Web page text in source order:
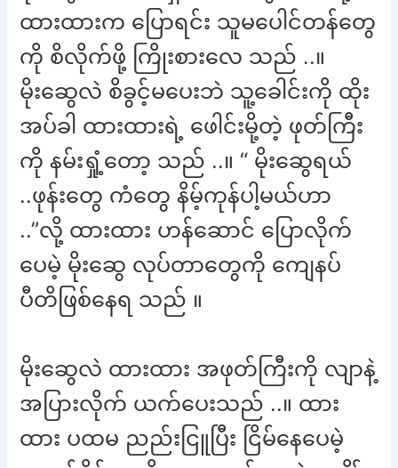
ထားထားက ပြောရင်း သူမပေါင်တန်တွေ
ကို စိလိုက်ဖို့ ကြိုးစားလေ သည် ..။
မိုးဆွေလဲ စိခွင့်မပေးဘဲ သူ့ခေါင်းကို ထိုး
အပ်ခါ ထားထားရဲ့ ဖေါင်းမို့တဲ့ ဖုတ်ကြီး
ကို နမ်းရှုံ့တော့ သည် ..။ “ မိုးဆွေရယ်
..ဖုန်းတွေ ကံတွေ နိမ့်ကုန်ပါ့မယ်ဟာ
..”လို့ ထားထား ဟန်ဆောင် ပြောလိုက်
ပေမဲ့ မိုးဆွေ လုပ်တာတွေကို ကျေနပ်
ပီတိဖြစ်နေရ သည် ။
မိုးဆွေလဲ ထားထား အဖုတ်ကြီးကို လျာနဲ့
အပြားလိုက် ယက်ပေးသည် ..။ ထား
ထား ပထမ ညည်းငြူပြီး ငြိမ်နေပေမဲ့